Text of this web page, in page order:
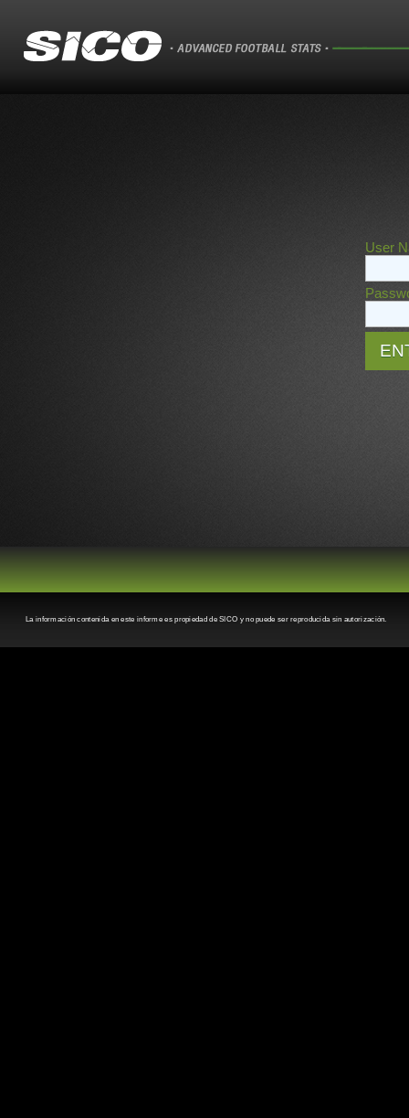
User
La información contenida en este informe es propiedad de SICO y no puede ser reproducida sin autorización.